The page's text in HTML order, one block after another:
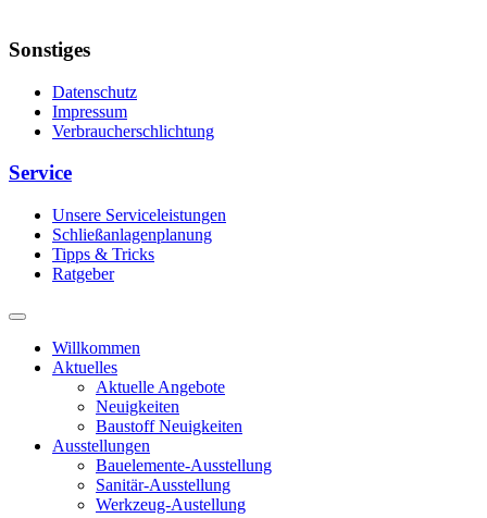
Sonstiges
Datenschutz
Impressum
Verbraucherschlichtung
Service
Unsere Serviceleistungen
Schließanlagenplanung
Tipps & Tricks
Ratgeber
Willkommen
Aktuelles
Aktuelle Angebote
Neuigkeiten
Baustoff Neuigkeiten
Ausstellungen
Bauelemente-Ausstellung
Sanitär-Ausstellung
Werkzeug-Austellung